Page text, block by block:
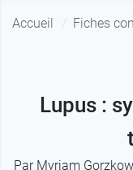
Accueil Fiches
Lupus :
Par Myriam